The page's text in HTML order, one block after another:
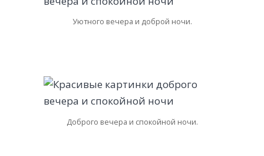
Уютного вечера и доброй ночи.
Доброго вечера и спокойной ночи.